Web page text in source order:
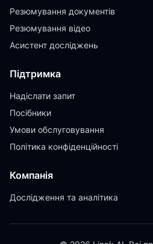
Резюмування документів
Резюмування відео
Асистент досліджень
Підтримка
Надіслати запит
Посібники
Умови обслуговування
Політика конфіденційності
Компанія
Дослідження та аналітика